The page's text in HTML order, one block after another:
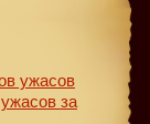
ужасов
за